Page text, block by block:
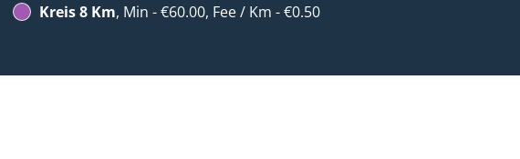
Kreis 8 Km, Min - €60.00, Fee / Km - €0.50